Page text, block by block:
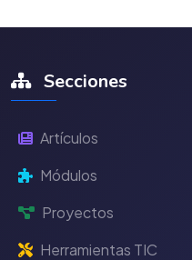
Secciones
Artículos
Módulos
Proyectos
Herramientas TIC